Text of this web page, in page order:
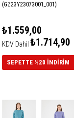
(GZ23Y23073001_001)
₺1.559,00
KDV Dahil ₺1.714,90
SEPETTE %20 İNDİRİM